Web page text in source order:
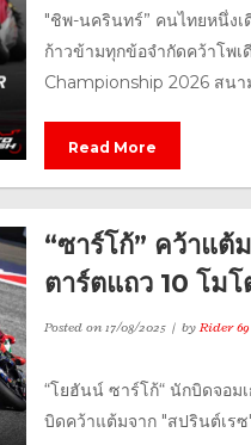
"ชิพ-นครินทร์” คนไทยหนึ่ง
ก้าวข้ามทุกข้อจำกัดคว้าโพ
Championship 2026 สนา
Read More
“ซาร์โก้” คว้าแต้
ตาร์ตแถว 10 โม
Posted on17/08/2025 byRider 69
“โยฮันน์ ซาร์โก้“ นักบิดจอม
บิดคว้าแต้มจาก "สปรินต์เร